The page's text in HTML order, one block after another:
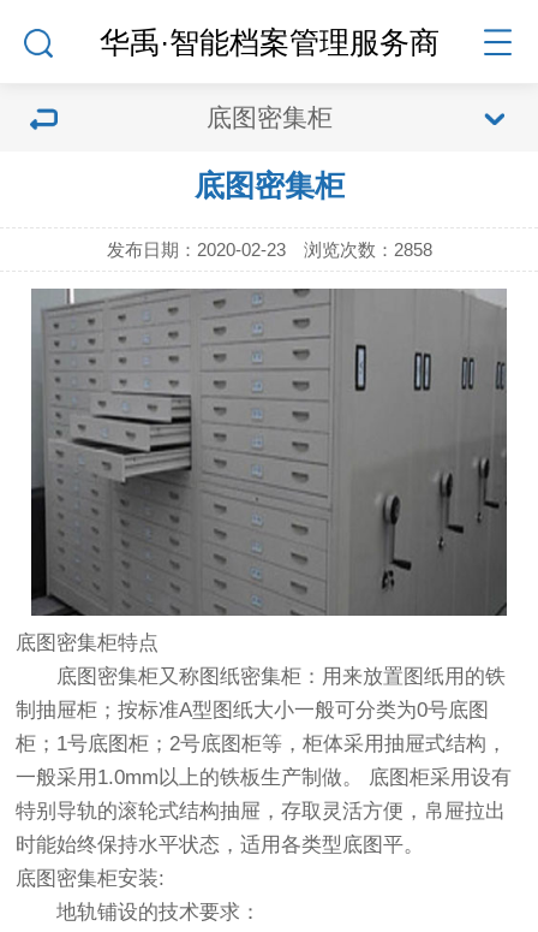
华禹·智能档案管理服务商
底图密集柜
底图密集柜
发布日期：2020-02-23 浏览次数： 2858
底图密集柜特点
底图密集柜又称图纸密集柜：用来放置图纸用的铁
制抽屉柜；按标准A型图纸大小一般可分类为0号底图
柜；1号底图柜；2号底图柜等，柜体采用抽屉式结构，
一般采用1.0mm以上的铁板生产制做。 底图柜采用设有
特别导轨的滚轮式结构抽屉，存取灵活方便，帛屉拉出
时能始终保持水平状态，适用各类型底图平。
底图密集柜安装:
地轨铺设的技术要求：